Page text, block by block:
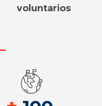
voluntarios